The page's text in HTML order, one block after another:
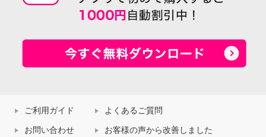
ご利用ガイド よくあるご質問
お問い合わせ お客様の声から改善しました